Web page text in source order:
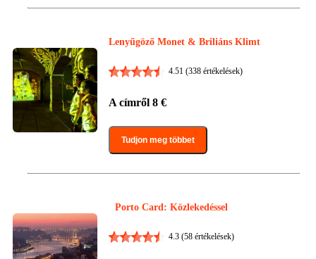
Lenyűgöző Monet & Briliáns Klimt
4.51 (338 értékelések)
A címről 8 €
Tudjon meg többet
Porto Card: Közlekedéssel
4.3 (58 értékelések)